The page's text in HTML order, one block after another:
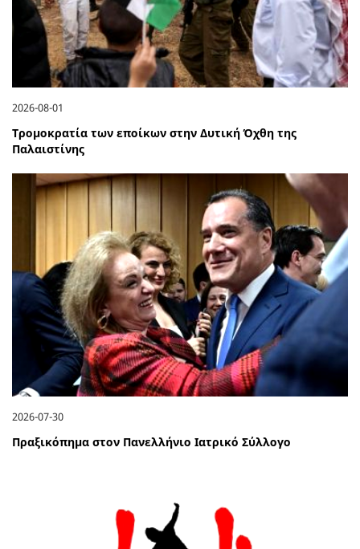
2026-08-01
Τρομοκρατία των εποίκων στην Δυτική Όχθη της
Παλαιστίνης
2026-07-30
Πραξικόπημα στον Πανελλήνιο Ιατρικό Σύλλογο